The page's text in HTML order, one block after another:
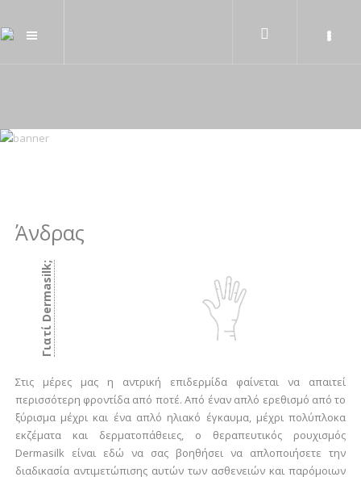
Άνδρας
Γιατί Dermasilk;
Στις μέρες μας η αντρική επιδερμίδα φαίνεται να απαιτεί
περισσότερη φροντίδα από ποτέ. Από έναν απλό ερεθισμό από το
ξύρισμα μέχρι και ένα απλό ηλιακό έγκαυμα, μέχρι πολύπλοκα
εκζέματα και δερματοπάθειες, ο θεραπευτικός ρουχισμός
Dermasilk είναι εδώ να σας βοηθήσει να απλοποιήσετε την
διαδικασία αντιμετώπισης αυτών των ασθενειών και παρόμοιων